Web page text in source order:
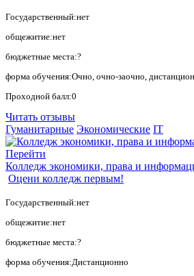
Государственный:нет
общежитие:нет
бюджетные места:?
форма обучения:Очно, очно-заочно,
Проходной балл:0
Читать отзывы
Гуманитарные Экономические IT
Перейти
Колледж экономики, права и
Оцени колледж первым!
Государственный:нет
общежитие:нет
бюджетные места:?
форма обучения:Дистанционно